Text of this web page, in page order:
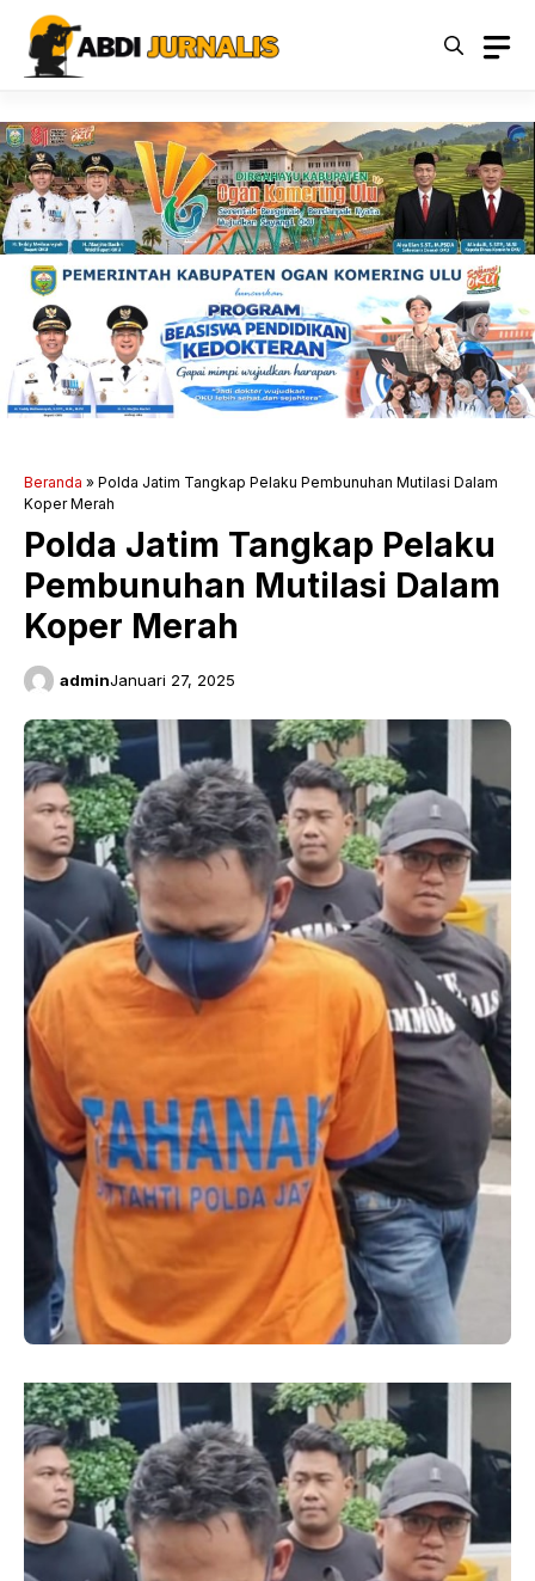
Langsung
Beranda » Polda Jatim Tangkap Pelaku Pembunuhan Mutilasi Dalam
Koper Merah
Polda Jatim Tangkap Pelaku
Pembunuhan Mutilasi Dalam
Koper Merah
adminJanuari 27, 2025